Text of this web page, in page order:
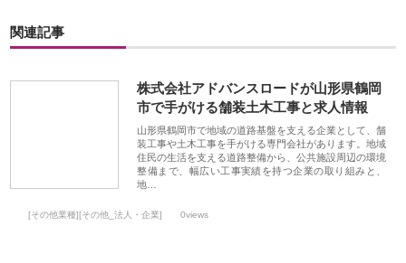
関連記事
株式会社アドバンスロードが山形県鶴岡
市で手がける舗装土木工事と求人情報
山形県鶴岡市で地域の道路基盤を支える企業として、舗
装工事や土木工事を手がける専門会社があります。地域
住民の生活を支える道路整備から、公共施設周辺の環境
整備まで、幅広い工事実績を持つ企業の取り組みと、
地…
[その他業種][その他_法人・企業] 0views